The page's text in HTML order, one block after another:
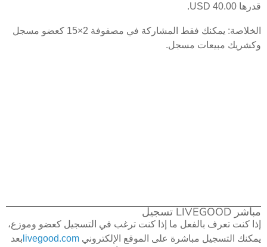
قدرها USD 40.00.
الخلاصة: يمكنك فقط المشاركة في مصفوفة 2×15 كعضو مسجل
وكشريك مبيعات مسجل.
مباشر LIVEGOOD تسجيل
إذا كنت تعرف بالفعل ما إذا كنت ترغب في التسجيل كعضو وموزع،
يمكنك التسجيل مباشرة على الموقع الإلكتروني livegood.com بعد